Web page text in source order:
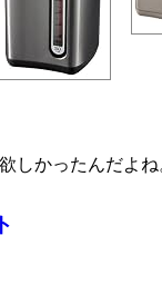
しかったんだよね